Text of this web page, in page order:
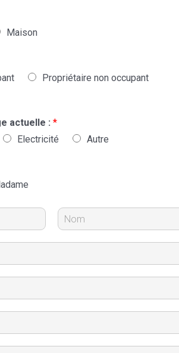
Maison
Propriétaire non occupant
actuelle : *
Electricité Autre